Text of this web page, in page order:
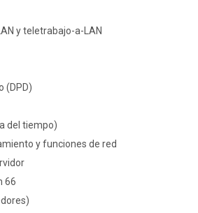
y teletrabajo-a-LAN
(DPD)
del tiempo)
y funciones de red
66